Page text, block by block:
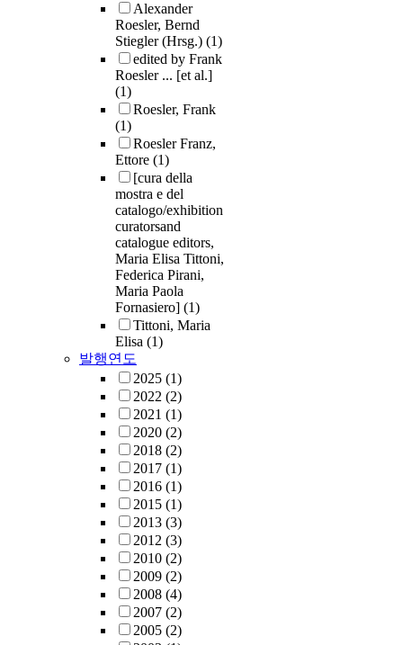
Alexander
Roesler, Bernd
Stiegler (Hrsg.) (1)
edited by Frank
Roesler ... [et al.]
(1)
Roesler, Frank
(1)
Roesler Franz,
Ettore (1)
[cura della
mostra e del
catalogo/exhibition
curatorsand
catalogue editors,
Maria Elisa Tittoni,
Federica Pirani,
Maria Paola
Fornasiero] (1)
Tittoni, Maria
Elisa (1)
발행연도
2025 (1)
2022 (2)
2021 (1)
2020 (2)
2018 (2)
2017 (1)
2016 (1)
2015 (1)
2013 (3)
2012 (3)
2010 (2)
2009 (2)
2008 (4)
2007 (2)
2005 (2)